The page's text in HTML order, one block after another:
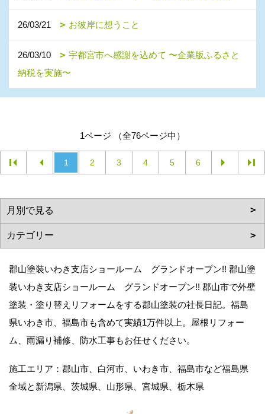
26/03/21 お彼岸に想うこと
26/03/10
宇都宮市へ感謝を込めて 〜企業版ふるさと
納税を実施〜
1ページ （全76ページ中）
1 2 3 4 5 6
郡山塗装いわき支店ショールーム グランドオープン!! 郡山塗
装いわき支店ショールーム グランドオープン!! 郡山市で外壁
塗装・塗り替えリフォームをする郡山塗装の社長日記。福島
県いわき市、福島市も含めて実績1万件以上。屋根リフォー
ム、雨漏り補修、防水工事もお任せください。
施工エリア：郡山市、白河市、いわき市、福島市など福島県
全域と新潟県、茨城県、山形県、宮城県、栃木県